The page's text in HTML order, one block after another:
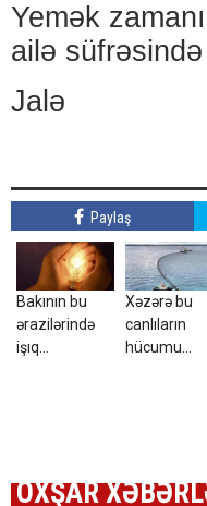
Yemək
ailə süfrəsində
Jalə
Paylaş
Bakının bu
ərazilərində
işıq
Xəzərə bu
canlıların
hücumu
OXŞAR